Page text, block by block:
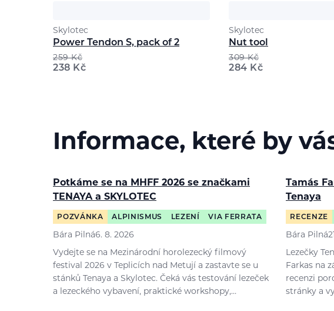
Skylotec
Power Tendon S, pack of 2
259Kč
238 Kč
Skylotec
Nut tool
309Kč
284 Kč
Informace, které by
Potkáme se na MHFF 2026 se značkami
TENAYA a SKYLOTEC
POZVÁNKA ALPINISMUS LEZENÍ VIA FERRATA
Bára Pilná6. 8. 2026
Vydejte se na Mezinárodní horolezecký filmový
festival 2026 v Teplicích nad Metují a zastavte se u
stánků Tenaya a Skylotec. Čeká vás testování lezeček
a lezeckého vybavení, praktické workshopy,…
Tamás
Tenaya
RECENZE
Bára Pilná
Lezečky
Farkas na
recenzi
stránky a